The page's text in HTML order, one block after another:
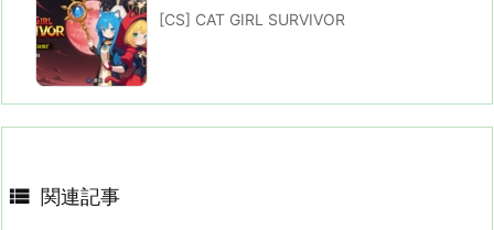
[CS] CAT GIRL SURVIVOR
 関連記事